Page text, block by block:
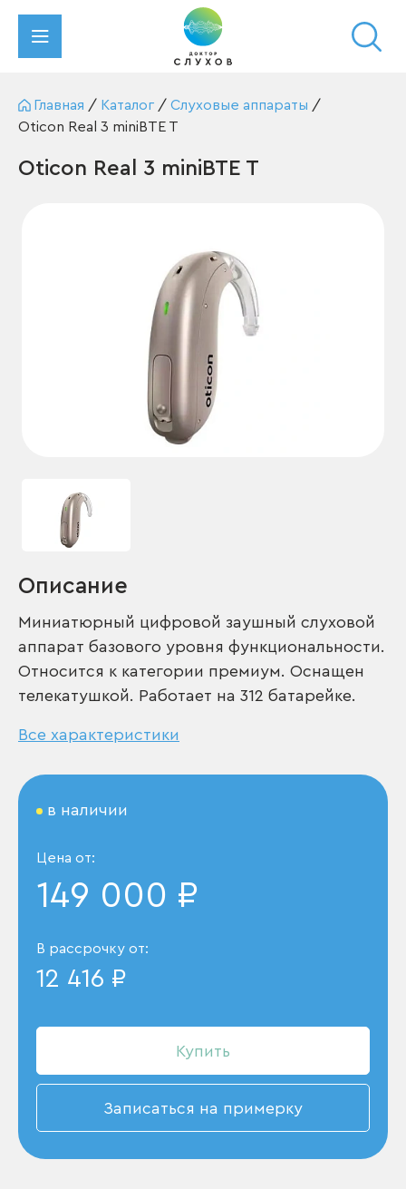
Главная / Каталог / Слуховые аппараты /
Oticon Real 3 miniBTE T
Oticon Real 3 miniBTE T
Описание
Миниатюрный цифровой заушный слуховой
аппарат базового уровня функциональности.
Относится к категории премиум. Оснащен
телекатушкой. Работает на 312 батарейке.
Все характеристики
в наличии
Цена от:
149 000 ₽
В рассрочку от:
12 416 ₽
Купить
Записаться на примерку